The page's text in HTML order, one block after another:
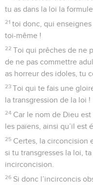
tu as dans la loi la
21 toi donc, qui enseignes
toi-même !
22 Toi qui prêches de ne
de ne pas commettre
as horreur des idoles, tu
23 Toi qui te fais une
la transgression de la loi !
24 Car le nom de Dieu
les païens, ainsi qu’il est
25 Certes, la circoncision
si tu transgresses la loi,
incirconcision.
26 Si donc l’incirconcis